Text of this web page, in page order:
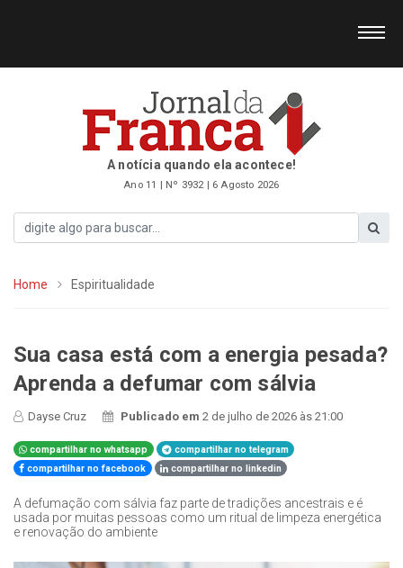
A notícia quando ela acontece!
Ano 11 | Nº 3932 | 6 Agosto 2026
Home Espiritualidade
Sua casa está com a energia pesada?
Aprenda a defumar com sálvia
Dayse Cruz Publicado em2 de julho de 2026 às 21:00
compartilhar no whatsapp
compartilhar no telegram
compartilhar no facebook
compartilhar no linkedin
A defumação com sálvia faz parte de tradições ancestrais e é
usada por muitas pessoas como um ritual de limpeza energética
e renovação do ambiente